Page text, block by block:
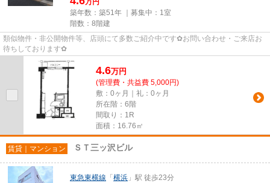
万円
築年数：築51年 ｜募集中： 1室
階数：8階建
類似物件・非公開物件等、店頭にて多数ご紹介中です✿お問い合わせ・ご来店お
待ちしております✿
4.6万円
(管理費・共益費 5,000円)
敷：0ヶ月｜礼：0ヶ月
所在階：6階
間取り：1R
面積：16.76㎡
賃貸｜マンション ＳＴ三ッ沢ビル
東急東横線 「 横浜 」駅 徒歩23分